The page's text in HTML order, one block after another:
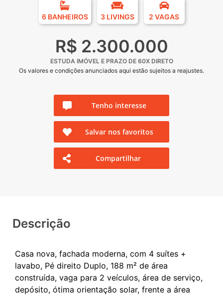
6 BANHEIROS 3 LIVINGS 2 VAGAS
R$ 2.300.000
ESTUDA IMÓVEL E PRAZO DE 60X DIRETO
Os valores e condições anunciados aqui estão sujeitos a reajustes.
Tenho interesse
Salvar nos favoritos
Compartilhar
Descrição
Casa nova, fachada moderna, com 4 suítes +
lavabo, Pé direito Duplo, 188 m² de área
construída, vaga para 2 veículos, área de serviço,
depósito, ótima orientação solar, frente a área